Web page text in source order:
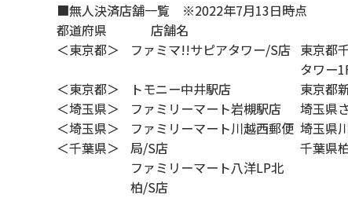
■無人決済店舗一覧 ※2022年7月13日時点
都道府県 店舗名
＜東京都＞
ファミマ!!サピアタワー/S店 東京都
タワー
＜東京都＞
トモニー中井駅店
東京都
＜埼玉県＞
ファミリーマート岩槻駅店
埼玉県
＜埼玉県＞
＜千葉県＞
ファミリーマート川越西郵便
局/S店
ファミリーマート八洋LP北
柏/S店
埼玉県
千葉県